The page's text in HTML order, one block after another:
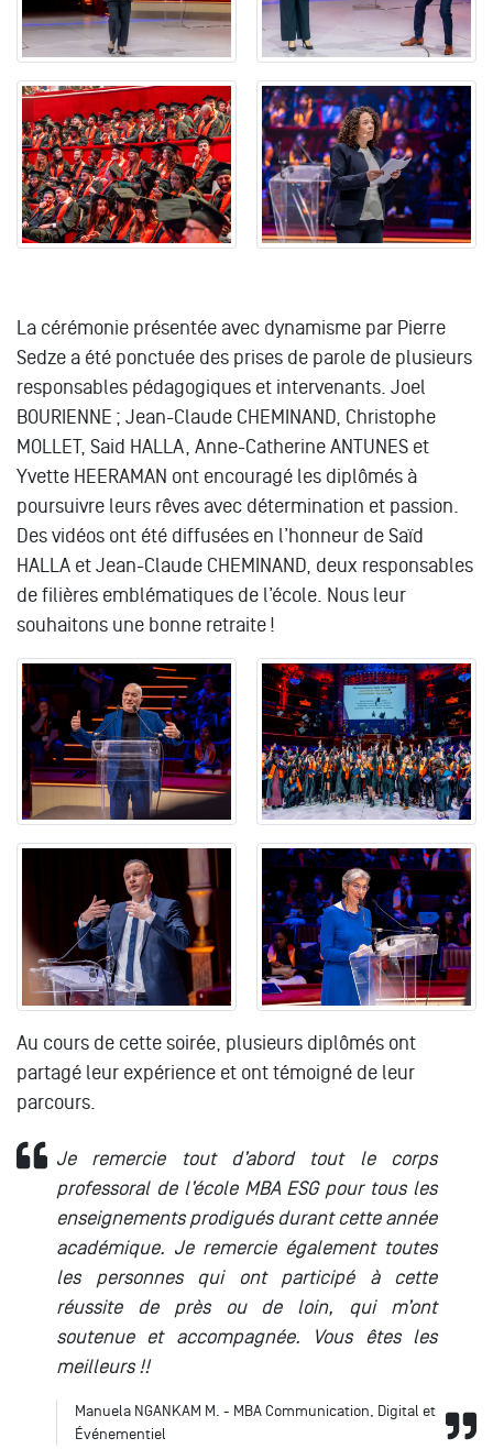
La cérémonie présentée avec dynamisme par Pierre
Sedze a été ponctuée des prises de parole de plusieurs
responsables pédagogiques et intervenants. Joel
BOURIENNE ; Jean-Claude CHEMINAND, Christophe
MOLLET, Said HALLA, Anne-Catherine ANTUNES et
Yvette HEERAMAN ont encouragé les diplômés à
poursuivre leurs rêves avec détermination et passion.
Des vidéos ont été diffusées en l’honneur de Saïd
HALLA et Jean-Claude CHEMINAND, deux responsables
de filières emblématiques de l’école. Nous leur
souhaitons une bonne retraite !
Au cours de cette soirée, plusieurs diplômés ont
partagé leur expérience et ont témoigné de leur
parcours.
Je remercie tout d’abord tout le corps
professoral de l’école MBA ESG pour tous les
enseignements prodigués durant cette année
académique. Je remercie également toutes
les personnes qui ont participé à cette
réussite de près ou de loin, qui m’ont
soutenue et accompagnée. Vous êtes les
meilleurs !!
Manuela NGANKAM M. - MBA Communication, Digital et
Événementiel